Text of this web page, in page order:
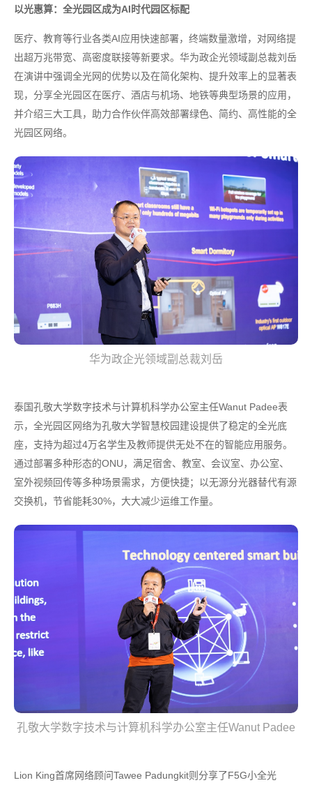
以光惠算：全光园区成为AI时代园区标配
医疗、教育等行业各类AI应用快速部署，终端数量激增，对网络提
出超万兆带宽、高密度联接等新要求。华为政企光领域副总裁刘岳
在演讲中强调全光网的优势以及在简化架构、提升效率上的显著表
现，分享全光园区在医疗、酒店与机场、地铁等典型场景的应用，
并介绍三大工具，助力合作伙伴高效部署绿色、简约、高性能的全
光园区网络。
华为政企光领域副总裁刘岳
泰国孔敬大学数字技术与计算机科学办公室主任Wanut Padee表
示，全光园区网络为孔敬大学智慧校园建设提供了稳定的全光底
座，支持为超过4万名学生及教师提供无处不在的智能应用服务。
通过部署多种形态的ONU，满足宿舍、教室、会议室、办公室、
室外视频回传等多种场景需求，方便快捷；以无源分光器替代有源
交换机，节省能耗30%，大大减少运维工作量。
孔敬大学数字技术与计算机科学办公室主任Wanut Padee
Lion King首席网络顾问Tawee Padungkit则分享了F5G小全光